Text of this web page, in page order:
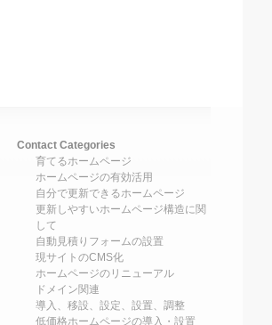
Contact Categories
育てるホームページ
ホームページの有効活用
自分で更新できるホームページ
更新しやすいホームページ構造に関
して
自動見積りフォームの設置
現サイトのCMS化
ホームページのリニューアル
ドメイン関連
導入、移設、設定、設置、調整
低価格ホームページの導入・設置